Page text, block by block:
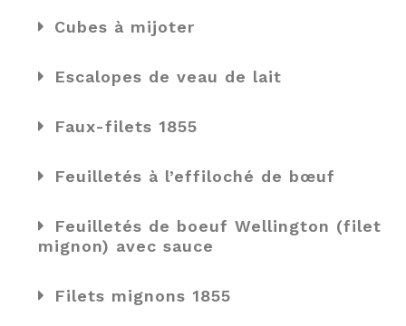
Cubes à mijoter
Escalopes de veau de lait
Faux-filets 1855
Feuilletés à l’effiloché de bœuf
Feuilletés de boeuf Wellington (filet
mignon) avec sauce
Filets mignons 1855